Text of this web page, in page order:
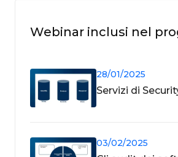
Webinar inclusi nel
28/01/2025
Servizi di
03/02/2025